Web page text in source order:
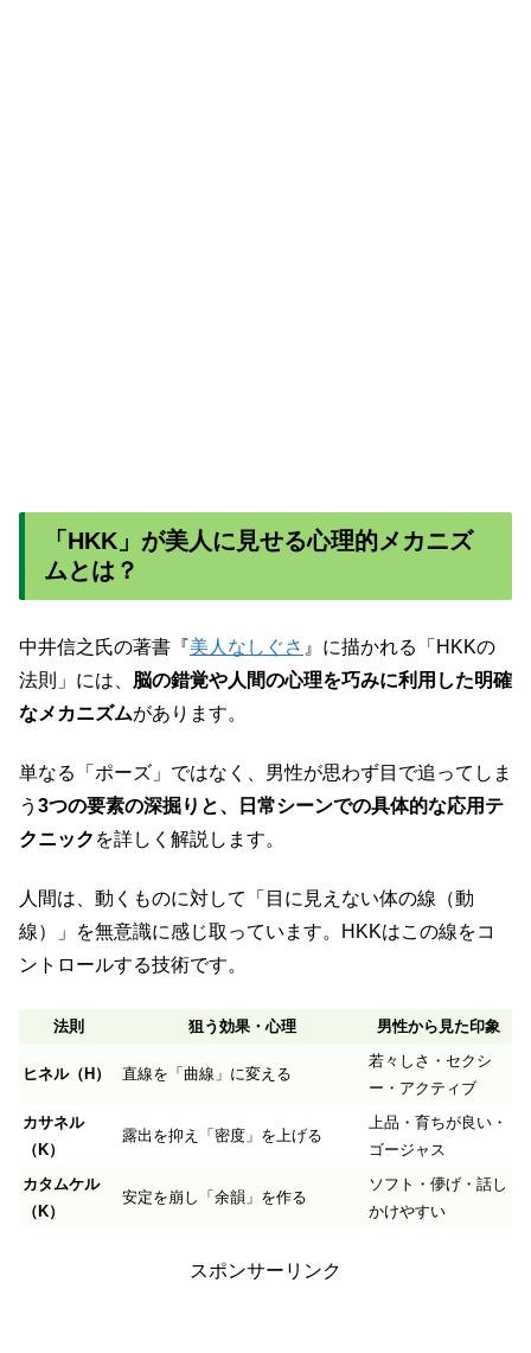
「HKK」が美人に見せる心理的メカニズ
ムとは？
中井信之氏の著書『美人なしぐさ 』に描かれる「HKKの
法則」には、 脳の錯覚や人間の心理を巧みに利用した明確
なメカニズムがあります。
単なる「ポーズ」ではなく、男性が思わず目で追ってしま
う 3つの要素の深掘りと、日常シーンでの具体的な応用テ
クニック を詳しく解説します。
人間は、動くものに対して「目に見えない体の線（動
線）」を無意識に感じ取っています。HKKはこの線をコ
ントロールする技術です。
法則 狙う効果・心理 男性から見た印象
ヒネル（H） 直線を「曲線」に変える
若々しさ・セクシ
ー・アクティブ
カサネル
（K）
露出を抑え「密度」を上げる
上品・育ちが良い・
ゴージャス
カタムケル
（K）
安定を崩し「余韻」を作る
ソフト・儚げ・話し
かけやすい
スポンサーリンク